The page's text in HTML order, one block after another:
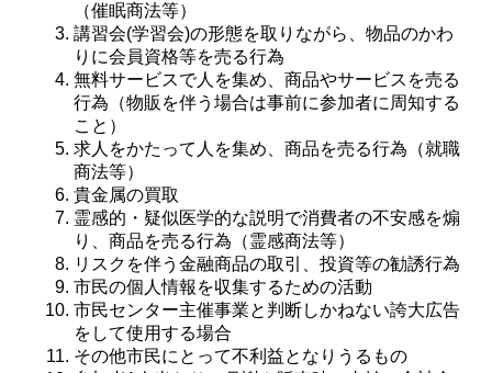
（催眠商法等）
講習会(学習会)の形態を取りながら、物品のかわ
りに会員資格等を売る行為
無料サービスで人を集め、商品やサービスを売る
行為（物販を伴う場合は事前に参加者に周知する
こと）
求人をかたって人を集め、商品を売る行為（就職
商法等）
貴金属の買取
霊感的・疑似医学的な説明で消費者の不安感を煽
り、商品を売る行為（霊感商法等）
リスクを伴う金融商品の取引、投資等の勧誘行為
市民の個人情報を収集するための活動
市民センター主催事業と判断しかねない誇大広告
をして使用する場合
その他市民にとって不利益となりうるもの